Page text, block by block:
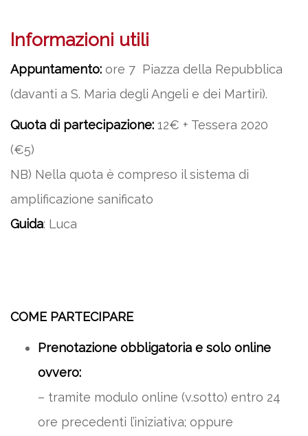
Informazioni utili
Appuntamento: ore 7 Piazza della Repubblica
(davanti a S. Maria degli Angeli e dei Martiri).
Quota di partecipazione: 12€ + Tessera 2020
(€5)
NB) Nella quota è compreso il sistema di
amplificazione sanificato
Guida: Luca
COME PARTECIPARE
Prenotazione obbligatoria e solo online
ovvero:
– tramite modulo online (v.sotto) entro 24
ore precedenti l’iniziativa; oppure